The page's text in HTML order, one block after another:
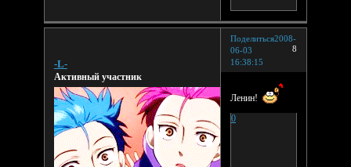
Поделиться
8
2008-
06-03
16:38:15
-L-
Активный участник
Ленин!
0